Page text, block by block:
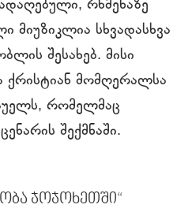
რწმენაზე
მიუზიკლია სხვადასხვა
შესახებ. მისი
ქრისტიან მომღერალსა
რომელმაც
შექმნაში.
ჯოჯოხეთში“